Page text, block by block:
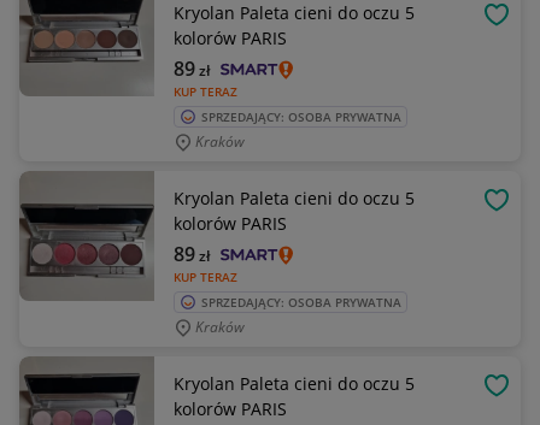
Kryolan Paleta cieni do oczu 5
kolorów PARIS
KUP TERAZ
89zł
SPRZEDAJĄCY: OSOBA PRYWATNA
Kraków
Kryolan Paleta cieni do oczu 5
kolorów PARIS
KUP TERAZ
89zł
SPRZEDAJĄCY: OSOBA PRYWATNA
Kraków
Kryolan Paleta cieni do oczu 5
kolorów PARIS